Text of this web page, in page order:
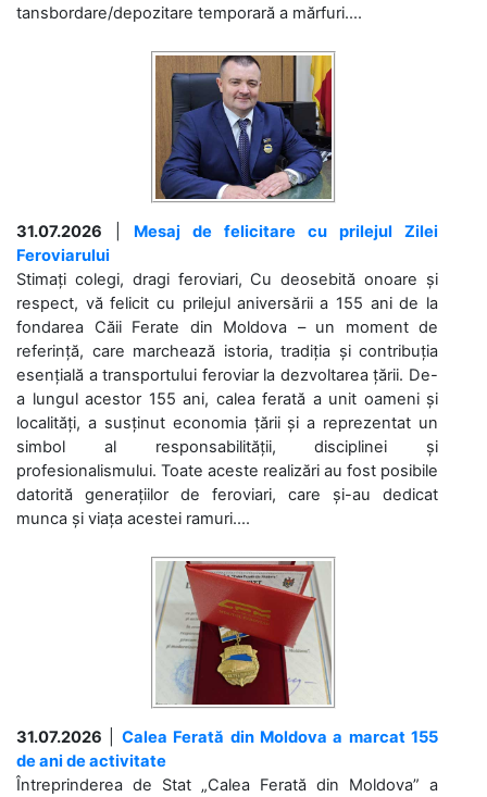
tansbordare/depozitare temporară a mărfuri....
31.07.2026
Mesaj de felicitare cu prilejul Zilei
Feroviarului
Stimați colegi, dragi feroviari, Cu deosebită onoare și
respect, vă felicit cu prilejul aniversării a 155 ani de la
fondarea Căii Ferate din Moldova – un moment de
referință, care marchează istoria, tradiția și contribuția
esențială a transportului feroviar la dezvoltarea țării. De-
a lungul acestor 155 ani, calea ferată a unit oameni și
localități, a susținut economia țării și a reprezentat un
simbol al responsabilității, disciplinei și
profesionalismului. Toate aceste realizări au fost posibile
datorită generațiilor de feroviari, care și-au dedicat
munca și viața acestei ramuri....
31.07.2026
Calea Ferată din Moldova a marcat 155
de ani de activitate
Întreprinderea de Stat „Calea Ferată din Moldova” a